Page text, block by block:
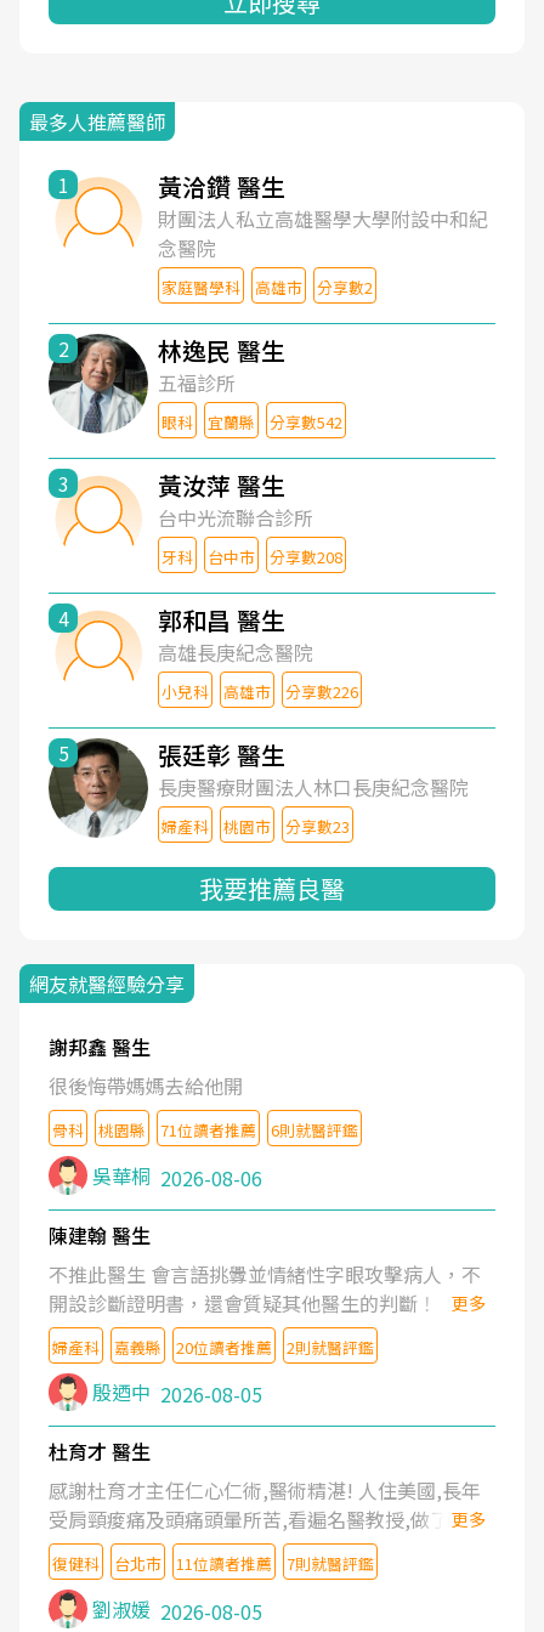
最多人推薦醫師
1 黃洽鑽 醫生
財團法人私立高雄醫學大學附設中和紀
念醫院
家庭醫學科 高雄市 分享數2
2 林逸民 醫生
五福診所
眼科 宜蘭縣 分享數542
3 黃汝萍 醫生
台中光流聯合診所
牙科 台中市 分享數208
4 郭和昌 醫生
高雄長庚紀念醫院
小兒科 高雄市 分享數226
5 張廷彰 醫生
長庚醫療財團法人林口長庚紀念醫院
婦產科 桃園市 分享數23
我要推薦良醫
網友就醫經驗分享
謝邦鑫 醫生
很後悔帶媽媽去給他開
骨科 桃園縣 71位讀者推薦 6則就醫評鑑
吳華桐 2026-08-06
陳建翰 醫生
不推此醫生 會言語挑釁並情緒性字眼攻擊病人，不
開設診斷證明書，還會質疑其他醫生的判斷！
更多
婦產科 嘉義縣 20位讀者推薦 2則就醫評鑑
殷迺中 2026-08-05
杜育才 醫生
感謝杜育才主任仁心仁術,醫術精湛! 人住美國,長年
受肩頸痠痛及頭痛頭暈所苦,看遍名醫教授,做了各種
檢查,也嘗試過西醫打針,中醫針灸及物理徒手治療都
沒有用,後來連吃到嗎啡類止痛藥都效果有限,只是壓
症狀,沒多久就痛起來,多年失眠嚴重影響生活品質.
更多
復健科 台北市 11位讀者推薦 7則就醫評鑑
劉淑媛 2026-08-05